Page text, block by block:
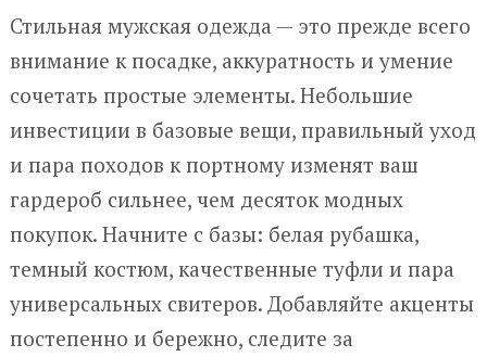
Стильная мужская одежда — это прежде всего
внимание к посадке, аккуратность и умение
сочетать простые элементы. Небольшие
инвестиции в базовые вещи, правильный уход
и пара походов к портному изменят ваш
гардероб сильнее, чем десяток модных
покупок. Начните с базы: белая рубашка,
темный костюм, качественные туфли и пара
универсальных свитеров. Добавляйте акценты
постепенно и бережно, следите за